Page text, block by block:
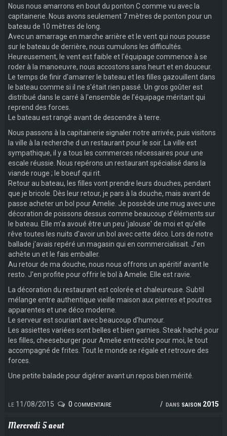
le 11/08/2015 dans saison 2015
0 commentaire
Nous nous amarrons en bout du ponton C comme vu avec la
capitainerie. Nous avons seulement 7 mètres de ponton pour un
bateau de 10 mètres de long.
Avec un amarrage en marche arrière et le vent qui nous pousse
sur le bateau de derrière, nous cumulons les difficultés.
Heureusement, le vent est faible et l'équipage commence à se
roder à la manoeuvre, nous accostons sans heurt et en douceur.
Le temps de finir d'amarrer le bateau et les filles gazouillent dans
le bateau comme si il ne s'était rien passé. Un gros goûter est
distribué dans le carré à l'ensemble de l'équipage méritant qui
reprend des forces.
Le bateau est rangé avant de descendre à terre.
Nous passons à la capitainerie signaler notre arrivée, puis visitons
la ville à la recherche d un restaurant pour le soir. La ville est
sympathique, il y a tous les commerces nécessaires pour une
escale réussie. Nous repérons un restaurant spécialisé dans la
viande rouge ; le boeuf qui rit.
Retour au bateau, les filles vont prendre leurs douches, pendant
que je bricole. Dès leur retour, je pars à la douche, mais avant de
passe acheter un bol pour Amelie. Je possède une mug avec une
décoration de poissons dessus comme beaucoup d'éléments sur
le bateau. Elle m'a avoué être un peu 'jalouse' de moi et qu'elle
rêve toutes les nuits d'avoir un bol avec cette déco. Lors de notre
ballade j'avais repéré un magasin qui en commercialisait. J'en
achète un et le fais emballer.
Au retour de ma douche, nous nous offrons un apéritif avant le
resto. J'en profite pour offrir le bol à Amelie. Elle est ravie.
La décoration du restaurant est colorée et chaleureuse. Subtil
mélange entre authentique vieille maison aux pierres et poutres
apparentes et une déco moderne.
Le serveur est souriant avec beaucoup d'humour.
Les assiettes variées sont belles et bien garnies. Steak haché pour
les filles, cheeseburger pour Amelie entrecôte pour moi, le tout
accompagné de frites. Tout le monde se régale et retrouve des
forces.
Une petite balade pour digérer avant un repos bien mérité.
Mercredi 5 aout